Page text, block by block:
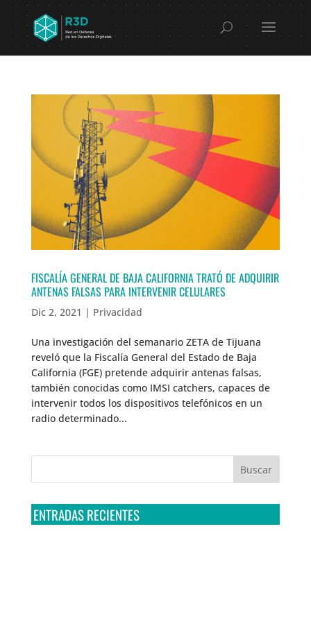
FISCALÍA GENERAL DE BAJA CALIFORNIA TRATÓ DE ADQUIRIR
ANTENAS FALSAS PARA INTERVENIR CELULARES
Dic 2, 2021 | Privacidad
Una investigación del semanario ZETA de Tijuana
reveló que la Fiscalía General del Estado de Baja
California (FGE) pretende adquirir antenas falsas,
también conocidas como IMSI catchers, capaces de
intervenir todos los dispositivos telefónicos en un
radio determinado...
ENTRADAS RECIENTES